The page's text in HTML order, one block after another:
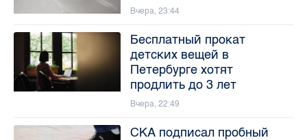
Вчера, 23:44
Бесплатный прокат
детских вещей в
Петербурге хотят
продлить до 3 лет
Вчера, 22:49
СКА подписал пробный